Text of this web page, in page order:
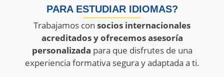
PARA ESTUDIAR IDIOMAS?
Trabajamos con socios internacionales
acreditados y ofrecemos asesoría
personalizada para que disfrutes de una
experiencia formativa segura y adaptada a ti.